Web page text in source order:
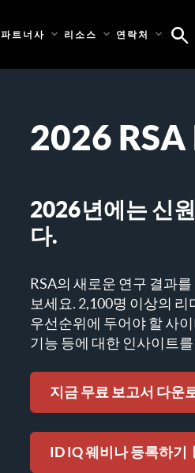
파트너사 리소스 연락처
2026
2026년에는 신
다.
RSA의 새로운 연구 결과
보세요. 2,100명 이상의
우선순위에 두어야 할 사
기능 등에 대한 인사이트
지금 무료 보고서 다운
ID IQ 웨비나 등록하기